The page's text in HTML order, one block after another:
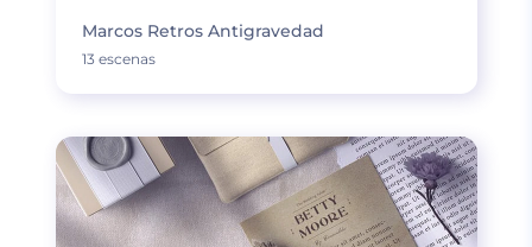
Marcos Retros Antigravedad
13 escenas